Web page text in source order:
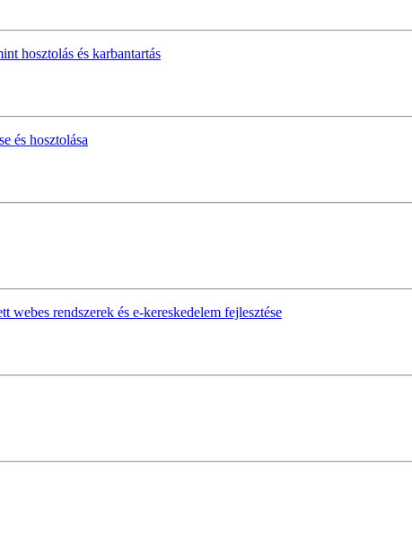
hosztolás és karbantartás
és hosztolása
rendszerek és e‑kereskedelem fejlesztése